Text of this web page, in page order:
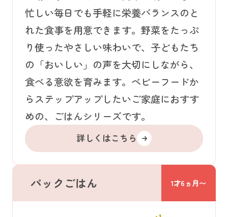
忙しい毎日でも手軽に栄養バランスのと
れた食事を用意できます。野菜をたっぷ
り使ったやさしい味わいで、子どもたち
の「おいしい」の声を大切にしながら、
食べる意欲を育みます。ベビーフードか
らステップアップしたいご家庭におすす
めの、ごはんシリーズです。
詳しくはこちら
パックごはん 1才6ヵ月〜